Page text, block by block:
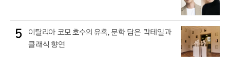
5
이탈리아 코모 호수의 유혹, 문학 담은 칵테일과
클래식 향연